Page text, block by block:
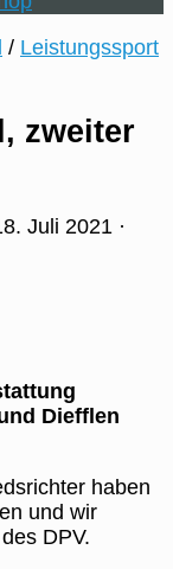
/ Leistungssport
zweiter
Juli 2021 ·
Diefflen
haben
und wir
DPV.